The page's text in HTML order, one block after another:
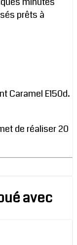
prêts à
Caramel E150d.
de réaliser 20
avec